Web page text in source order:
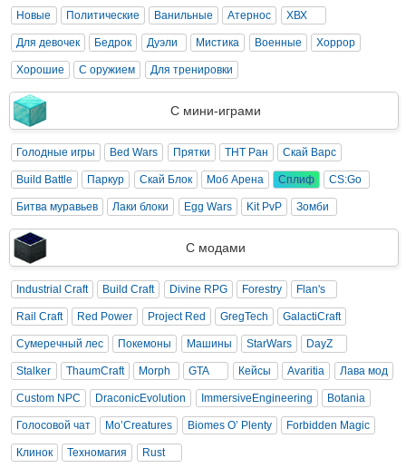
Новые Политические Ванильные Атернос ХВХ
Для девочек Бедрок Дуэли Мистика Военные Хоррор
Хорошие С оружием Для тренировки
С мини-играми
Голодные игры Bed Wars Прятки ТНТ Ран Скай Варс
Build Battle Паркур Скай Блок Моб Арена Сплиф CS:Go
Битва муравьев Лаки блоки Egg Wars Kit PvP Зомби
С модами
Industrial Craft Build Craft Divine RPG Forestry Flan's
Rail Craft Red Power Project Red GregTech GalactiCraft
Сумеречный лес Покемоны Машины StarWars DayZ
Stalker ThaumCraft Morph GTA Кейсы Avaritia Лава мод
Custom NPC DraconicEvolution ImmersiveEngineering Botania
Голосовой чат Mo’Creatures Biomes O’ Plenty Forbidden Magic
Клинок Техномагия Rust